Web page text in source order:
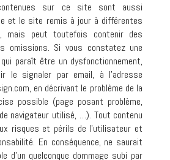
sur ce site sont aussi
et le site remis à jour à différentes
mais peut toutefois contenir des
omissions. Si vous constatez une
paraît être un dysfonctionnement,
le signaler par email, à l’adresse
en décrivant le problème de la
possible (page posant problème,
navigateur utilisé, …). Tout contenu
risques et périls de l’utilisateur et
En conséquence, ne saurait
d’un quelconque dommage subi par